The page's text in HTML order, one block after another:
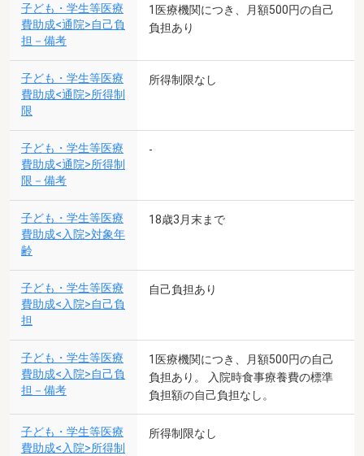
子ども・学生等医療
費助成<通院>自己負
担－備考
1医療機関につき、月額500円の自己
負担あり
子ども・学生等医療
費助成<通院>所得制
限
所得制限なし
子ども・学生等医療
費助成<通院>所得制
限－備考
-
子ども・学生等医療
費助成<入院>対象年
齢
18歳3月末まで
子ども・学生等医療
費助成<入院>自己負
担
自己負担あり
子ども・学生等医療
費助成<入院>自己負
担－備考
1医療機関につき、月額500円の自己
負担あり。 入院時食事療養費の標準
負担額の自己負担なし。
子ども・学生等医療
費助成<入院>所得制
所得制限なし